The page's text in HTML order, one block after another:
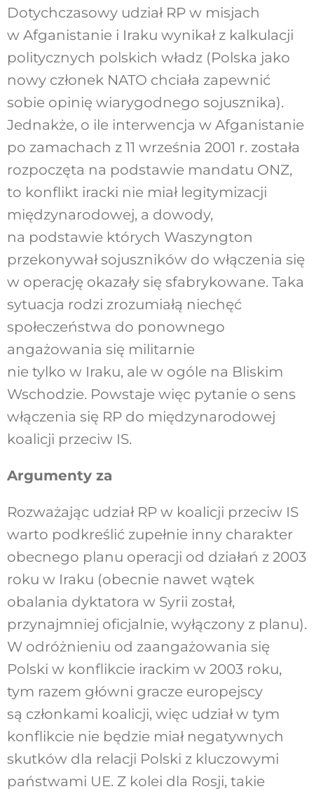
Dotychczasowy udział RP w misjach
w Afganistanie i Iraku wynikał z kalkulacji
politycznych polskich władz (Polska jako
nowy członek NATO chciała zapewnić
sobie opinię wiarygodnego sojusznika).
Jednakże, o ile interwencja w Afganistanie
po zamachach z 11 września 2001 r. została
rozpoczęta na podstawie mandatu ONZ,
to konflikt iracki nie miał legitymizacji
międzynarodowej, a dowody,
na podstawie których Waszyngton
przekonywał sojuszników do włączenia się
w operację okazały się sfabrykowane. Taka
sytuacja rodzi zrozumiałą niechęć
społeczeństwa do ponownego
angażowania się militarnie
nie tylko w Iraku, ale w ogóle na Bliskim
Wschodzie. Powstaje więc pytanie o sens
włączenia się RP do międzynarodowej
koalicji przeciw IS.
Argumenty za
Rozważając udział RP w koalicji przeciw IS
warto podkreślić zupełnie inny charakter
obecnego planu operacji od działań z 2003
roku w Iraku (obecnie nawet wątek
obalania dyktatora w Syrii został,
przynajmniej oficjalnie, wyłączony z planu).
W odróżnieniu od zaangażowania się
Polski w konflikcie irackim w 2003 roku,
tym razem główni gracze europejscy
są członkami koalicji, więc udział w tym
konflikcie nie będzie miał negatywnych
skutków dla relacji Polski z kluczowymi
państwami UE. Z kolei dla Rosji, takie